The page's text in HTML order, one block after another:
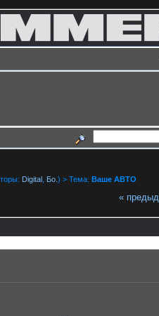
Digital Бо. ) > Тема: Ваше АВТО
«